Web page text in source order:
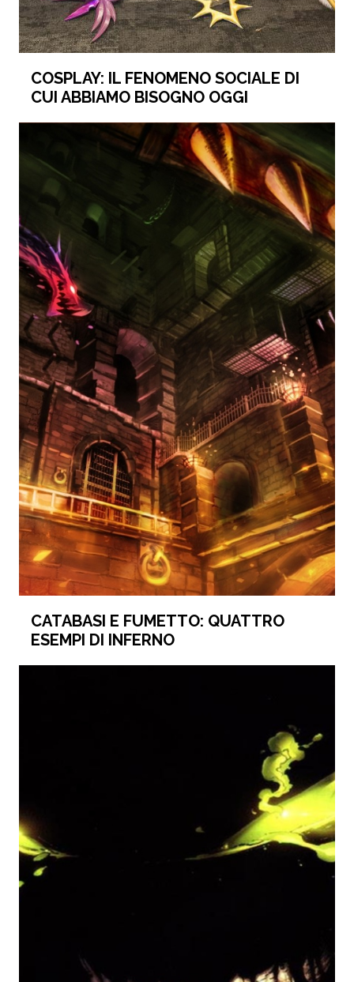
COSPLAY: IL FENOMENO SOCIALE DI
CUI ABBIAMO BISOGNO OGGI
CATABASI E FUMETTO: QUATTRO
ESEMPI DI INFERNO